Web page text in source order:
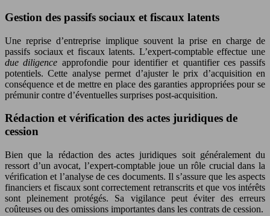
Gestion des passifs sociaux et fiscaux latents
Une reprise d’entreprise implique souvent la prise en charge de
passifs sociaux et fiscaux latents. L’expert-comptable effectue une
due diligence approfondie pour identifier et quantifier ces passifs
potentiels. Cette analyse permet d’ajuster le prix d’acquisition en
conséquence et de mettre en place des garanties appropriées pour se
prémunir contre d’éventuelles surprises post-acquisition.
Rédaction et vérification des actes juridiques de
cession
Bien que la rédaction des actes juridiques soit généralement du
ressort d’un avocat, l’expert-comptable joue un rôle crucial dans la
vérification et l’analyse de ces documents. Il s’assure que les aspects
financiers et fiscaux sont correctement retranscrits et que vos intérêts
sont pleinement protégés. Sa vigilance peut éviter des erreurs
coûteuses ou des omissions importantes dans les contrats de cession.